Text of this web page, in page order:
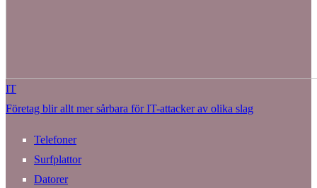
IT
Företag blir allt mer sårbara för IT-attacker av olika slag
Telefoner
Surfplattor
Datorer